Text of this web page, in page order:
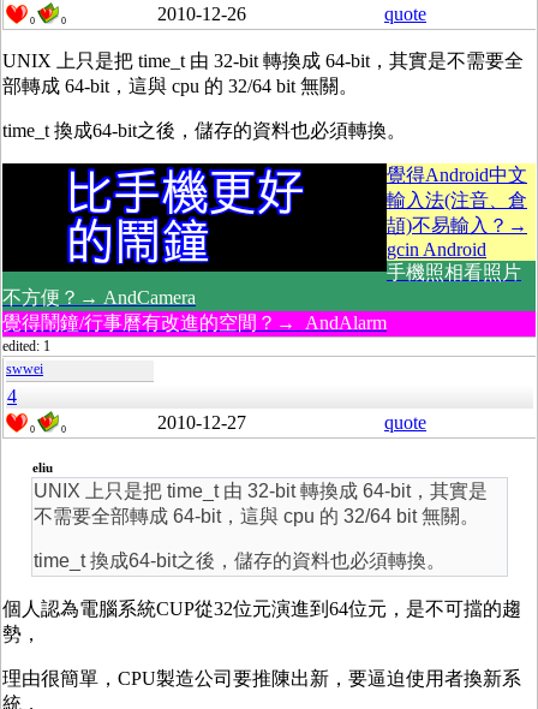
0 0 2010-12-26 quote
UNIX 上只是把 time_t 由 32-bit 轉換成 64-bit，其實是不需要全
部轉成 64-bit，這與 cpu 的 32/64 bit 無關。
time_t 換成64-bit之後，儲存的資料也必須轉換。
覺得Android中文
輸入法(注音、倉
頡)不易輸入？→
gcin Android
手機照相看照片
不方便？→ AndCamera
覺得鬧鐘/行事曆有改進的空間？→ AndAlarm
edited: 1
swwei
4
0 0 2010-12-27 quote
eliu
UNIX 上只是把 time_t 由 32-bit 轉換成 64-bit，其實是
不需要全部轉成 64-bit，這與 cpu 的 32/64 bit 無關。
time_t 換成64-bit之後，儲存的資料也必須轉換。
個人認為電腦系統CUP從32位元演進到64位元，是不可擋的趨
勢，
理由很簡單，CPU製造公司要推陳出新，要逼迫使用者換新系
統，